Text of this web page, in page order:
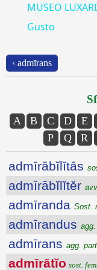
MUSEO
Gusto
‹ admīrans
A B C D E
P
Q R
admīrābĭlĭtās
admīrābĭlĭtĕr
admīranda Sost.
admīrandus
admīrans agg.
admīrātĭo sost.